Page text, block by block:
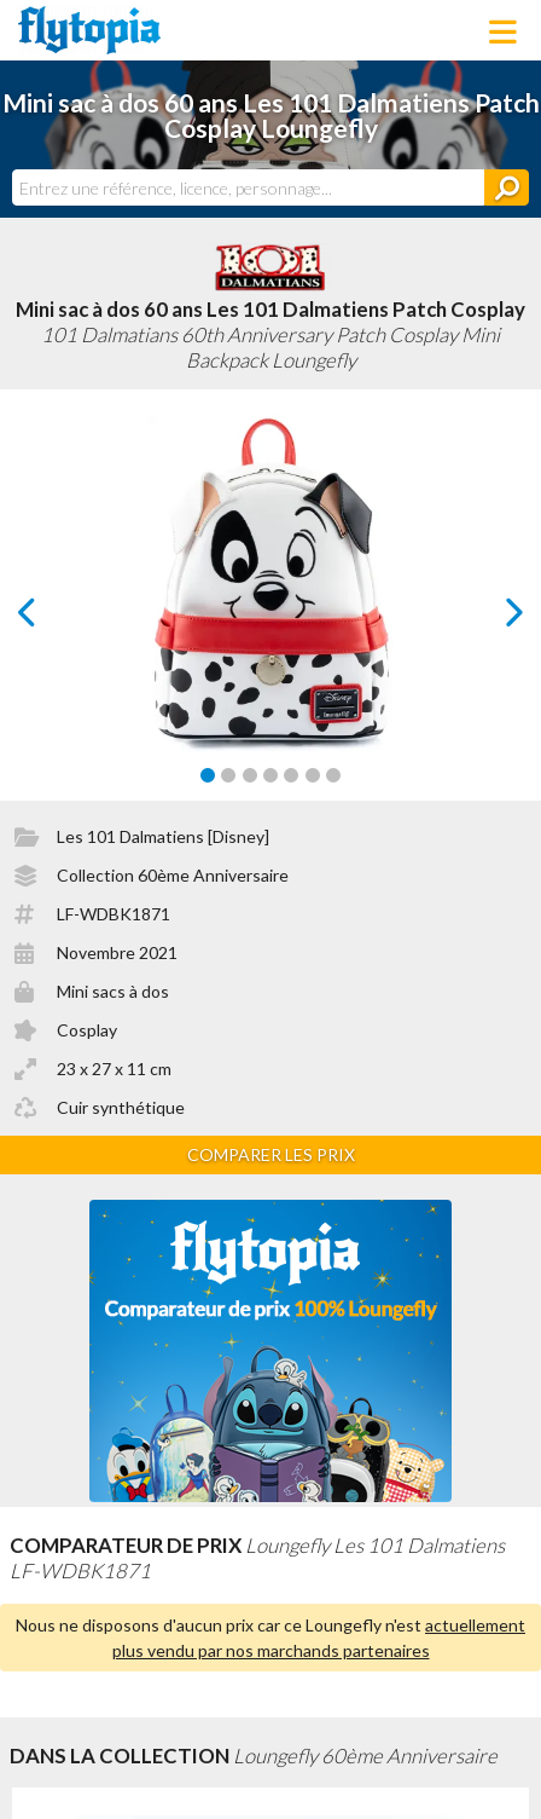
LICENCES
NOUVEAUTÉS
BONS PLANS
ACTUALITÉS
DERNIERS AJOUTS
Mini sac à dos 60 ans Les 101 Dalmatiens Patch
Cosplay Loungefly
Mini sac à dos 60 ans Les 101 Dalmatiens Patch Cosplay
101 Dalmatians 60th Anniversary Patch Cosplay Mini
Backpack Loungefly
Les 101 Dalmatiens [Disney]
Collection 60ème Anniversaire
LF-WDBK1871
Novembre 2021
Mini sacs à dos
Cosplay
23 x 27 x 11 cm
Cuir synthétique
COMPARER LES PRIX
COMPARATEUR DE PRIX Loungefly Les 101 Dalmatiens
LF-WDBK1871
Nous ne disposons d'aucun prix car ce Loungefly n'est actuellement
plus vendu par nos marchands partenaires
DANS LA COLLECTION Loungefly 60ème Anniversaire